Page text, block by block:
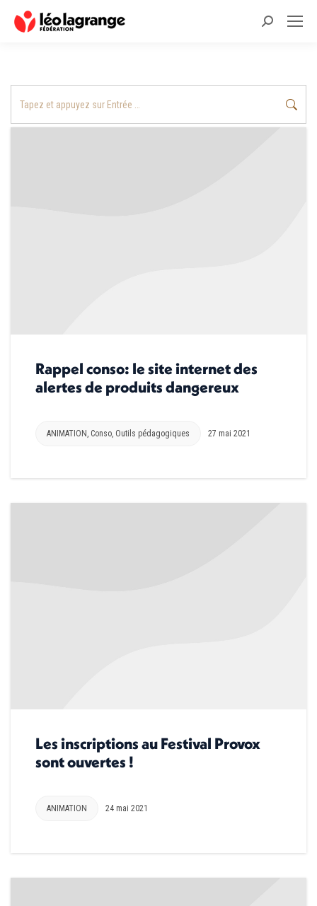
Recherche
Rappel conso: le site internet des
alertes de produits dangereux
ANIMATION Conso Outils pédagogiques 27 mai 2021
Les inscriptions au Festival Provox
sont ouvertes !
ANIMATION 24 mai 2021